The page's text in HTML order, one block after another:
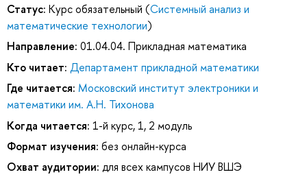
Статус: Курс обязательный (Системный анализ и
математические технологии)
Направление: 01.04.04. Прикладная математика
Кто читает: Департамент прикладной математики
Где читается: Московский институт электроники и
математики им. А.Н. Тихонова
Когда читается: 1-й курс, 1, 2 модуль
Формат изучения: без онлайн-курса
Охват аудитории: для всех кампусов НИУ ВШЭ